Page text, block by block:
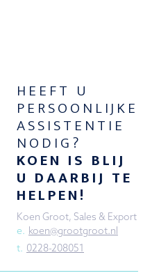
HEEFT U
PERSOONLIJKE
ASSISTENTIE
NODIG?
KOEN IS BLIJ
U DAARBIJ TE
HELPEN!
Koen Groot, Sales & Export
e. koen@grootgroot.nl
t. 0228-208051